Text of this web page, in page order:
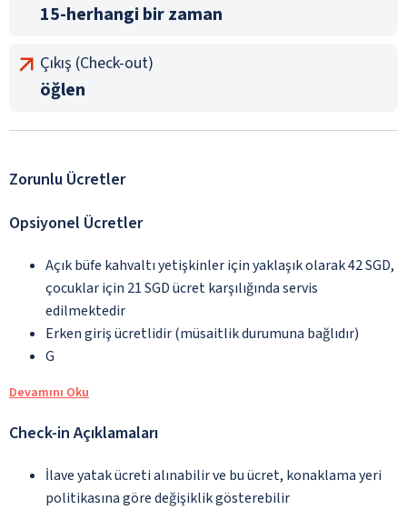
15-herhangi bir zaman
Çıkış (Check-out)
öğlen
Zorunlu Ücretler
Opsiyonel Ücretler
Açık büfe kahvaltı yetişkinler için yaklaşık olarak 42 SGD,
çocuklar için 21 SGD ücret karşılığında servis
edilmektedir
Erken giriş ücretlidir (müsaitlik durumuna bağlıdır)
G
Devamını Oku
Check-in Açıklamaları
İlave yatak ücreti alınabilir ve bu ücret, konaklama yeri
politikasına göre değişiklik gösterebilir